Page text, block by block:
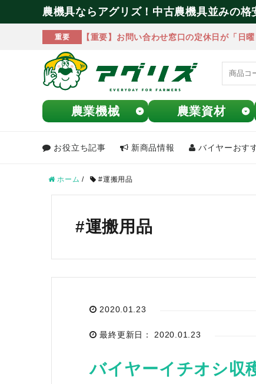
農機具ならアグリズ！中古農機具並みの格
重要 【重要】お問い合わせ窓口の定休日が「日
農業機械 農業資材
お役立ち記事 新商品情報 バイヤーおす
ログイン person 会員登録
ホーム / #運搬用品
#運搬用品
2020.01.23
最終更新日： 2020.01.23
バイヤーイチオシ収